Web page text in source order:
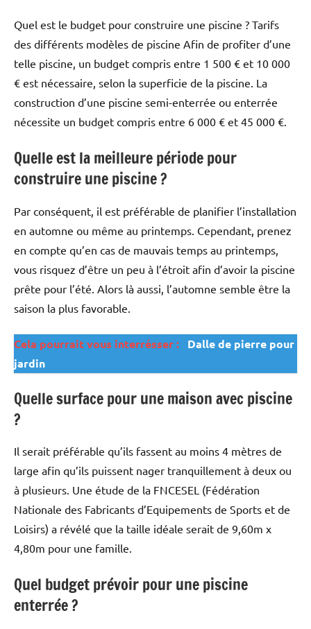
Quel est le budget pour construire une piscine ? Tarifs
des différents modèles de piscine Afin de profiter d’une
telle piscine, un budget compris entre 1 500 € et 10 000
€ est nécessaire, selon la superficie de la piscine. La
construction d’une piscine semi-enterrée ou enterrée
nécessite un budget compris entre 6 000 € et 45 000 €.
Quelle est la meilleure période pour
construire une piscine ?
Par conséquent, il est préférable de planifier l’installation
en automne ou même au printemps. Cependant, prenez
en compte qu’en cas de mauvais temps au printemps,
vous risquez d’être un peu à l’étroit afin d’avoir la piscine
prête pour l’été. Alors là aussi, l’automne semble être la
saison la plus favorable.
Cela pourrait vous interrésser :
Dalle de pierre pour
jardin
Quelle surface pour une maison avec piscine
?
Il serait préférable qu’ils fassent au moins 4 mètres de
large afin qu’ils puissent nager tranquillement à deux ou
à plusieurs. Une étude de la FNCESEL (Fédération
Nationale des Fabricants d’Equipements de Sports et de
Loisirs) a révélé que la taille idéale serait de 9,60m x
4,80m pour une famille.
Quel budget prévoir pour une piscine
enterrée ?